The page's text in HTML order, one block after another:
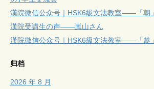
漢院微信公众号｜HSK6級文法教室——「朝」
漢院受講生の声——嵐山さん
漢院微信公众号｜HSK6級文法教室——「趁」
归档
2026 年 8 月